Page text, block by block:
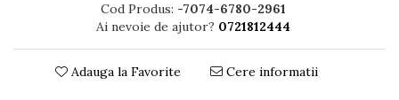
Cod Produs: -7074-6780-2961
Ai nevoie de ajutor? 0721812444
Adauga la Favorite Cere informatii